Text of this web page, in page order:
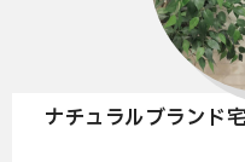
ナチュラルブランド